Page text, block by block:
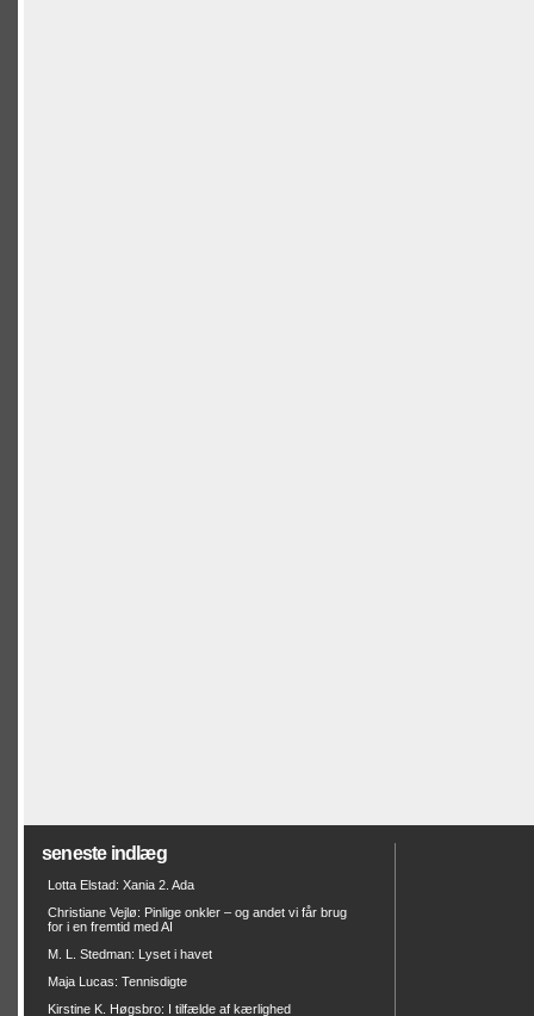
seneste indlæg
Lotta Elstad: Xania 2. Ada
Christiane Vejlø: Pinlige onkler – og andet vi får brug
for i en fremtid med AI
M. L. Stedman: Lyset i havet
Maja Lucas: Tennisdigte
Kirstine K. Høgsbro: I tilfælde af kærlighed